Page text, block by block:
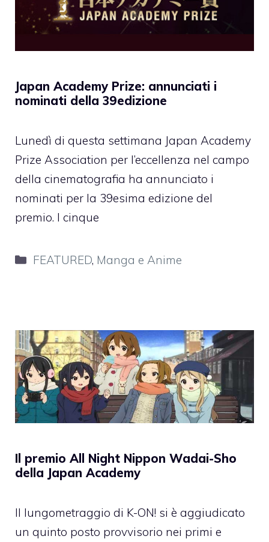
Japan Academy Prize: annunciati i
nominati della 39edizione
Lunedì di questa settimana Japan Academy
Prize Association per l’eccellenza nel campo
della cinematografia ha annunciato i
nominati per la 39esima edizione del
premio. I cinque
Categorie
FEATURED, Manga e Anime
Il premio All Night Nippon Wadai-Sho
della Japan Academy
Il lungometraggio di K-ON! si è aggiudicato
un quinto posto provvisorio nei primi e